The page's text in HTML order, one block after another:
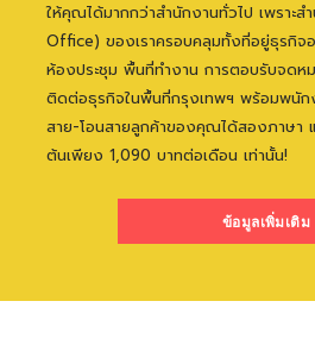
ให้คุณได้มากกว่าสำนักงานทั่วไป เพราะ
Office) ของเราครอบคลุมทั้งที่อยู่ธุรกิจอ
ห้องประชุม พื้นที่ทำงาน การตอบรับจดห
ติดต่อธุรกิจในพื้นที่กรุงเทพฯ พร้อมพนัก
สาย-โอนสายลูกค้าของคุณได้สองภาษา
ต้นเพียง 1,090 บาทต่อเดือน เท่านั้น!
ข้อมูลเพิ่มเติม